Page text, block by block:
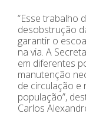
“Esse trabalho
desobstrução
garantir o
na via. A
em diferentes
manutenção
de circulação
população”,
Carlos